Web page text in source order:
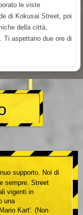
le viste
di Kokusai Street, poi
della città,
Ti aspettano due ore di
supporto. Noi di
sempre. Street
vigenti in
una
Kart'. (Non